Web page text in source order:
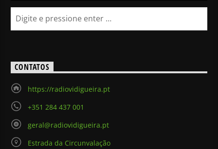
CONTATOS
https://radiovidigueira.pt
+351 284 437 001
geral@radiovidigueira.pt
Estrada da Circunvalação